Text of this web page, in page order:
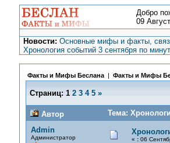
Добро
09
Новости: Основные мифы и факты,
Хронология событий 3 сентября по
Факты и Мифы Беслана| Факты и Мифы
Страниц: 1 2 3 4 5 »
Автор
Тема:
Admin
Администратор « :06